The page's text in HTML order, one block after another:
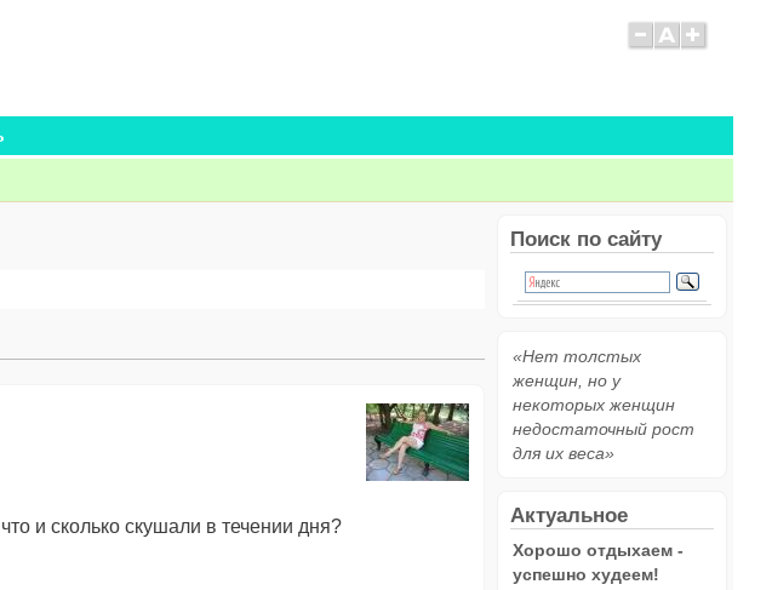
и сколько скушали в течении дня?
Поиск по сайту
«Нет толстых
женщин, но у
некоторых женщин
недостаточный рост
для их веса»
Актуальное
Хорошо отдыхаем -
успешно худеем!